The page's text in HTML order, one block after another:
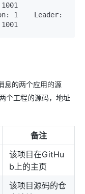
息的两个应用的源
个工程的源码，地址
备注
该项目在GitHu
b上的主页
该项目源码的仓